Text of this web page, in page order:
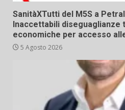
SanitàXTutti del M5S a
Inaccettabili
economiche per accesso
5 Agosto 2026